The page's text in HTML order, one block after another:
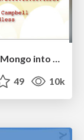
49 10k